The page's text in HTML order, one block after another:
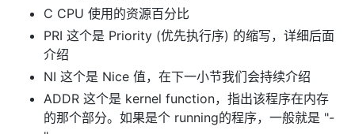
C CPU 使用的资源百分比
PRI 这个是 Priority (优先执行序) 的缩写，详细后面
介绍
NI 这个是 Nice 值，在下一小节我们会持续介绍
ADDR 这个是 kernel function，指出该程序在内存
的那个部分。如果是个 running的程序，一般就是 "-